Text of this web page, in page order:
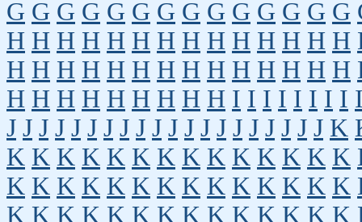
G G G G G G G G G G G G G G
H H H H H H H H H H H H H H
H H H H H H H H H H H H H H
H H H H H H H H H I I I I I I I I
J J J J J J J J J J J J J J J J J J J J K
K K K K K K K K K K K K K K
K K K K K K K K K K K K K K
K K K K K K K K K K K K K K